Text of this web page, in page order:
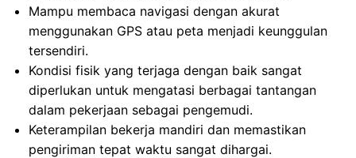
Mampu membaca navigasi dengan akurat
menggunakan GPS atau peta menjadi keunggulan
tersendiri.
Kondisi fisik yang terjaga dengan baik sangat
diperlukan untuk mengatasi berbagai tantangan
dalam pekerjaan sebagai pengemudi.
Keterampilan bekerja mandiri dan memastikan
pengiriman tepat waktu sangat dihargai.